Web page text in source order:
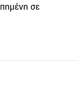
σε